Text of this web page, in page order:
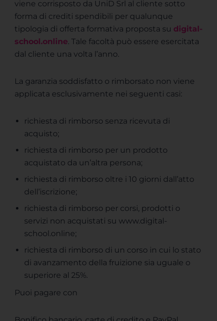
viene corrisposto da UniD Srl al cliente sotto
forma di crediti spendibili per qualunque
tipologia di offerta formativa proposta su digital-
school.online. Tale facoltà può essere esercitata
dal cliente una volta l’anno.
La garanzia soddisfatto o rimborsato non viene
applicata esclusivamente nei seguenti casi:
richiesta di rimborso senza ricevuta di
acquisto;
richiesta di rimborso per un prodotto
acquistato da un’altra persona;
richiesta di rimborso oltre i 10 giorni dall’atto
dell’iscrizione;
richiesta di rimborso per corsi, prodotti o
servizi non acquistati su www.digital-
school.online;
richiesta di rimborso di un corso in cui lo stato
di avanzamento della fruizione sia uguale o
superiore al 25%.
Puoi pagare con